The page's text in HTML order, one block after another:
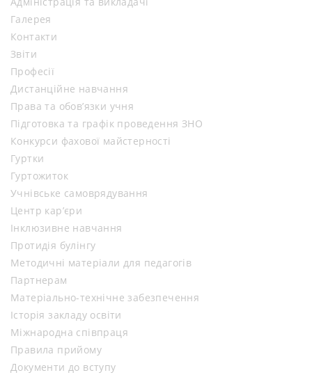
Галерея
Контакти
Звіти
Професії
Дистанційне навчання
Права та обов’язки учня
Підготовка та графік проведення ЗНО
Конкурси фахової майстерності
Гуртки
Гуртожиток
Учнівське самоврядування
Центр кар’єри
Інклюзивне навчання
Протидія булінгу
Методичні матеріали для педагогів
Партнерам
Матеріально-технічне забезпечення
Історія закладу освіти
Міжнародна співпраця
Правила прийому
Документи до вступу